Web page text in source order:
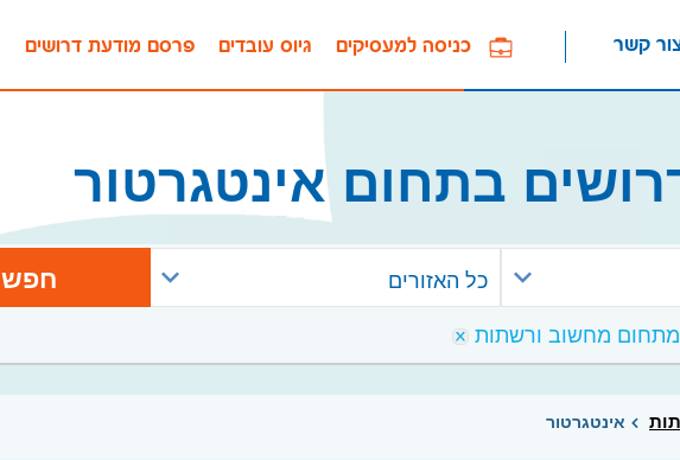
פרסם מודעת דרושים גיוס עובדים כניסה למעסיקים קשר
בתחום אינטגרטור
כל האזורים
חפש
אינטגרטור